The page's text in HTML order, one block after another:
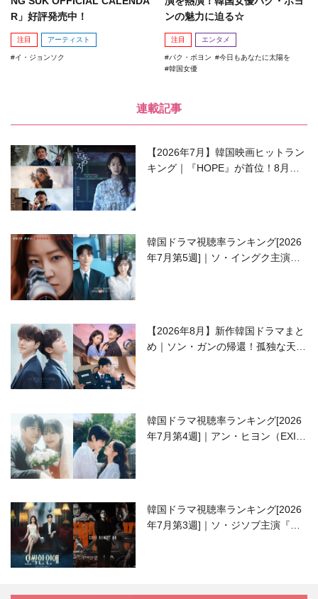
R」好評発売中！
注目 アーティスト
イ・ジョンソク
ンの魅力に迫る☆
注目 エンタメ
パク・ボヨン
今日もあなたに太陽を
韓国女優
連載記事
【2026年7月】韓国映画ヒットラン
キング｜『HOPE』が首位！8月公
韓国ドラマ視聴率ランキング[2026
年7月第5週]｜ソ・イングク主演の
【2026年8月】新作韓国ドラマまと
め｜ソン・ガンの帰還！孤独な天才
韓国ドラマ視聴率ランキング[2026
年7月第4週]｜アン・ヒヨン（EXID
韓国ドラマ視聴率ランキング[2026
年7月第3週]｜ソ・ジソブ主演『エ